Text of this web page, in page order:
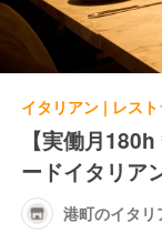
イタリアン | レス
【実働月
ードイタリア
港町のイタリ